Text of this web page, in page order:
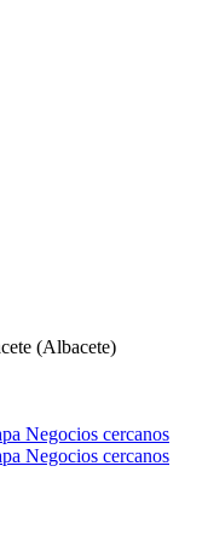
(Albacete)
Negocios cercanos
Negocios cercanos